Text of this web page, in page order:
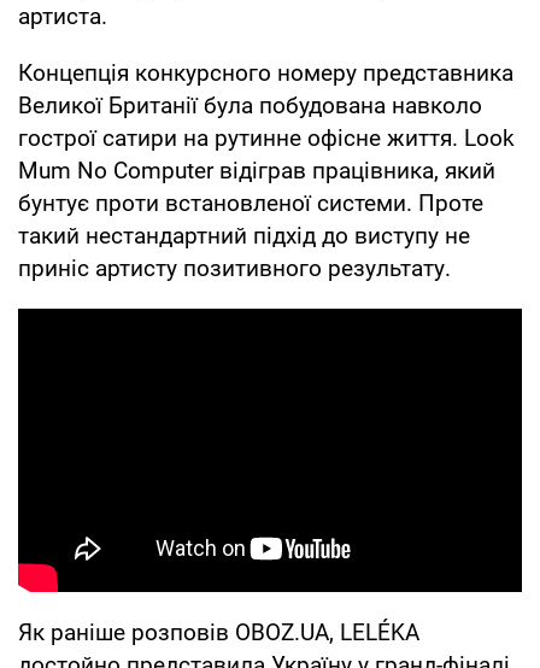
артиста.
Концепція конкурсного номеру представника
Великої Британії була побудована навколо
гострої сатири на рутинне офісне життя. Look
Mum No Computer відіграв працівника, який
бунтує проти встановленої системи. Проте
такий нестандартний підхід до виступу не
приніс артисту позитивного результату.
Як раніше розповів OBOZ.UA, LELÉKA